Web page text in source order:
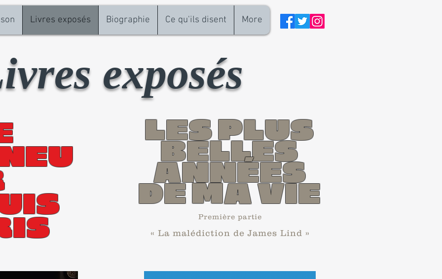
Livres exposés Biographie Ce qu'ils disent More
exposés
LES PLUS
BELLES
ANNÉES
DE MA VIE
Première partie
« La malédiction de James Lind »